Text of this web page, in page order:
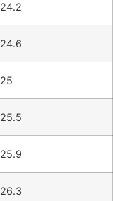
24.2
24.6
25
25.5
25.9
26.3